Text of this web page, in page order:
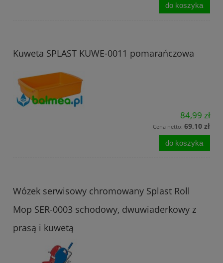
do koszyka
Kuweta SPLAST KUWE-0011 pomarańczowa
84,99 zł
Cena netto: 69,10 zł
do koszyka
Wózek serwisowy chromowany Splast Roll
Mop SER-0003 schodowy, dwuwiaderkowy z
prasą i kuwetą